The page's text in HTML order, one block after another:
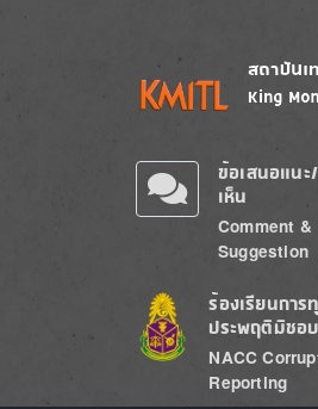
Image Image
ข้อเสนอแน
เห็น
Comment &
Suggestion
Image
ร้องเรียนการ
ประพฤติมิชอ
NACC
Reporting